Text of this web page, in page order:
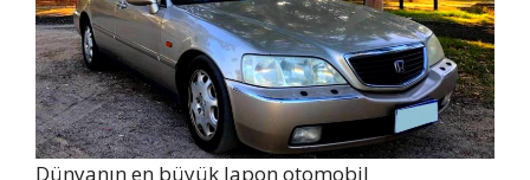
Dünyanın en büyük Japon otomobil